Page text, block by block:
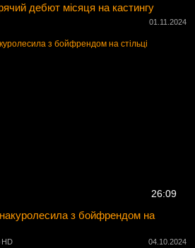
дебют місяця на кастингу
01.11.2024
26:09
з бойфрендом на
HD 04.10.2024